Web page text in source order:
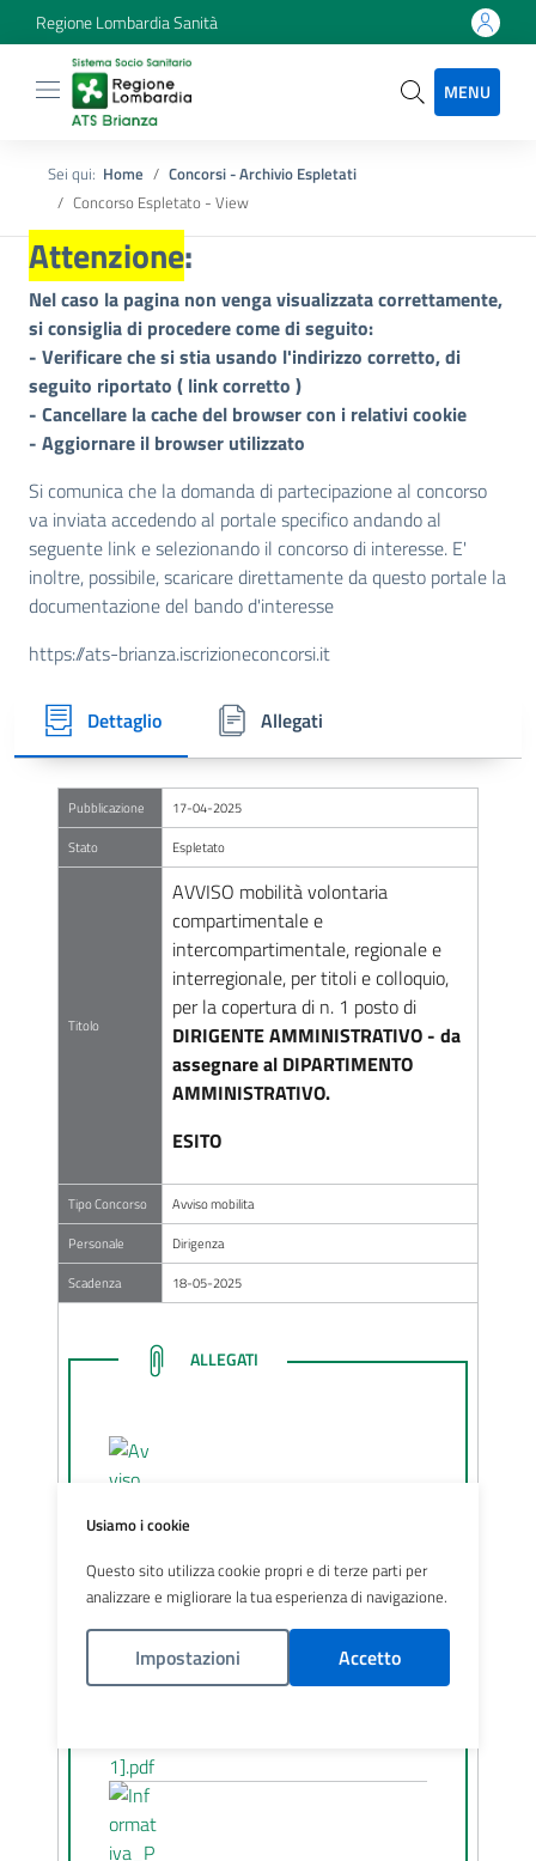
Regione Lombardia Sanità
MENU
Sei qui: Home
Concorsi - Archivio Espletati
Concorso Espletato - View
Attenzione:
Nel caso la pagina non venga visualizzata correttamente,
si consiglia di procedere come di seguito:
- Verificare che si stia usando l'indirizzo corretto, di
seguito riportato ( link corretto )
- Cancellare la cache del browser con i relativi cookie
- Aggiornare il browser utilizzato
Si comunica che la domanda di partecipazione al concorso
va inviata accedendo al portale specifico andando al
seguente link e selezionando il concorso di interesse. E'
inoltre, possibile, scaricare direttamente da questo portale la
documentazione del bando d'interesse
https://ats-brianza.iscrizioneconcorsi.it
Dettaglio Allegati
Pubblicazione
17-04-2025
Stato
Espletato
Titolo
AVVISO mobilità volontaria
compartimentale e
intercompartimentale, regionale e
interregionale, per titoli e colloquio,
per la copertura di n. 1 posto di
DIRIGENTE AMMINISTRATIVO- da
assegnare al DIPARTIMENTO
AMMINISTRATIVO.
ESITO
Tipo Concorso
Avviso mobilita
Personale
Dirigenza
Scadenza
18-05-2025
LINK ALLEGATI
ALLEGATI
Avviso_mobilit_Dirigente_Am
ministrativo.pdf - Data di
Caricamento (17/04/2025
09:05:00)
Usiamo i cookie
Questo sito utilizza cookie propri e di terze parti per
analizzare e migliorare la tua esperienza di navigazione.
Impostazioni Accetto